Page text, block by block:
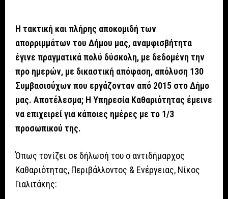
Η τακτική και πλήρης αποκομιδή των
απορριμμάτων του Δήμου μας, αναμφισβήτητα
έγινε πραγματικά πολύ δύσκολη, με δεδομένη την
προ ημερών, με δικαστική απόφαση, απόλυση 130
Συμβασιούχων που εργάζονταν από 2015 στο Δήμο
μας. Αποτέλεσμα; Η Υπηρεσία Καθαριότητας έμεινε
να επιχειρεί για κάποιες ημέρες με το 1/3
προσωπικού της.
Όπως τονίζει σε δήλωσή του ο αντιδήμαρχος
Καθαριότητας, Περιβάλλοντος & Ενέργειας, Νίκος
Γιαλιτάκης: